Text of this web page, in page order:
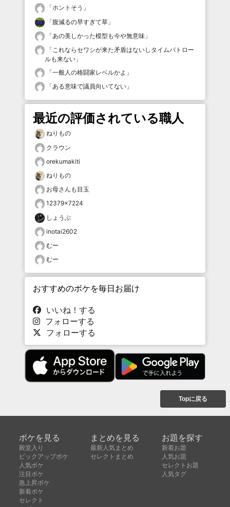
「ホントそう 」
「腹減るの早すぎて草 」
「あの美しかった模型も今や無意味 」
「これならセワシが来た矛盾はないしタイムパトロー
ルも来ない 」
「一般人の格闘家レベルかよ 」
「ある意味で議員向いてない 」
最近の評価されている職人
ねりもの
クラウン
orekumakiti
ねりもの
お母さんも目玉
12379×7224
しょうぶ
inotai2602
むー
むー
おすすめのボケを毎日お届け
いいね！する
フォローする
フォローする
Topに戻る
ボケを見る
殿堂入り
ピックアップボケ
人気ボケ
注目ボケ
急上昇ボケ
新着ボケ
セレクト
まとめを見る
最新人気まとめ
セレクトまとめ
お題を探す
新着お題
人気お題
セレクトお題
人気タグ